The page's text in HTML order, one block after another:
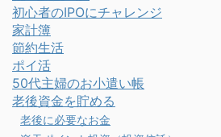
初心者のIPOにチャレンジ
家計簿
節約生活
ポイ活
50代主婦のお小遣い帳
老後資金を貯める
老後に必要なお金